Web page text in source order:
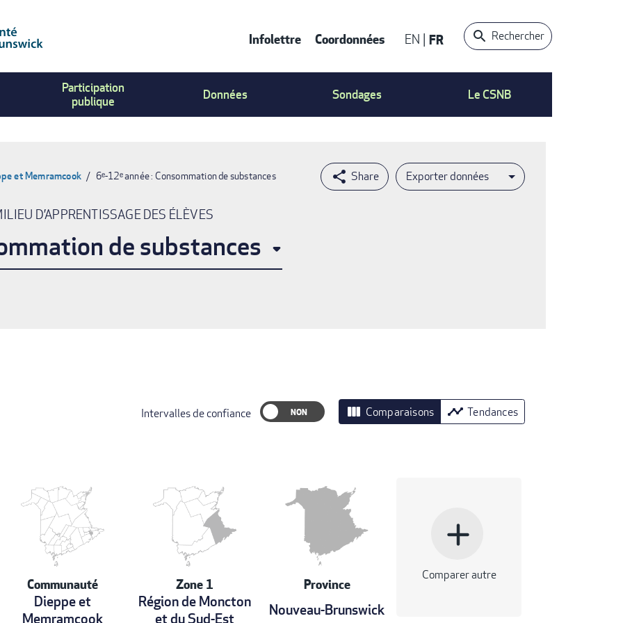
Contact
Menu
Infolettre Coordonnées EN FR Rechercher
Participation
publique
Données Sondages Le CSNB
Exporter données
et Memramcook 6ᵉ-12ᵉ année : Consommation de substances
D’APPRENTISSAGE DES ÉLÈVES
de substances
Intervalles de confiance view_column Comparaisons timeline Tendances
Communauté
Dieppe et
Memramcook
Zone 1
Région de Moncton
et du Sud-Est
Province
Nouveau-Brunswick
add
Comparer autre